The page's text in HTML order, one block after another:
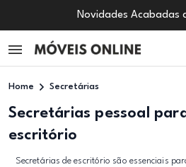
Novidades Acabadas
Home Secretárias
Secretárias pessoal
escritório
Secretárias de escritório são essenciais